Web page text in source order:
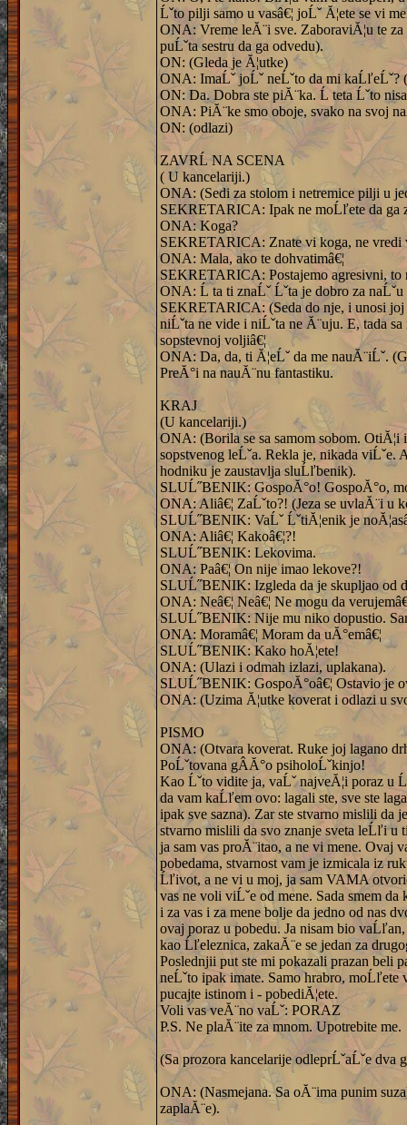
Ĺˇto pilji samo u vasâ€¦ joĹˇ Ă¦ete se vi
ONA: Vreme leĂ¨i sve. ZaboraviĂ¦u te
puĹˇta sestru da ga odvedu).
ON: (Gleda je Ă¦utke)
ONA: ImaĹˇ joĹˇ neĹˇto da mi kaĹľeĹˇ?
ON: Da. Dobra ste piĂ¨ka. Ĺ teta Ĺˇto
ONA: PiĂ¨ke smo oboje, svako na svoj
ON: (odlazi)
ZAVRĹ NA SCENA
( U kancelariji.)
ONA: (Sedi za stolom i netremice pilji u
SEKRETARICA: Ipak ne moĹľete da ga
ONA: Koga?
SEKRETARICA: Znate vi koga, ne vredi
ONA: Mala, ako te dohvatimâ€¦
SEKRETARICA: Postajemo agresivni, to
ONA: Ĺ ta ti znaĹˇ Ĺˇta je dobro za
SEKRETARICA: (Seda do nje, i unosi
niĹˇta ne vide i niĹˇta ne Ă¨uju. E, tada
sopstevnoj voljiâ€¦
ONA: Da, da, ti Ă¦eĹˇ da me nauĂ¨iĹˇ.
PreĂ°i na nauĂ¨nu fantastiku.
KRAJ
(U kancelariji.)
ONA: (Borila se sa samom sobom. OtiĂ¦i
sopstvenog leĹˇa. Rekla je, nikada viĹˇe.
hodniku je zaustavlja sluĹľbenik).
SLUĹ˝BENIK: GospoĂ°o! GospoĂ°o,
ONA: Aliâ€¦ ZaĹˇto?! (Jeza se uvlaĂ¨i u
SLUĹ˝BENIK: VaĹˇ ĹˇtiĂ¦enik je
ONA: Aliâ€¦ Kakoâ€¦?!
SLUĹ˝BENIK: Lekovima.
ONA: Paâ€¦ On nije imao lekove?!
SLUĹ˝BENIK: Izgleda da je skupljao od
ONA: Neâ€¦ Neâ€¦ Ne mogu da
SLUĹ˝BENIK: Nije mu niko dopustio.
ONA: Moramâ€¦ Moram da uĂ°emâ€¦
SLUĹ˝BENIK: Kako hoĂ¦ete!
ONA: (Ulazi i odmah izlazi, uplakana).
SLUĹ˝BENIK: GospoĂ°oâ€¦ Ostavio je
ONA: (Uzima Ă¦utke koverat i odlazi u
PISMO
ONA: (Otvara koverat. Ruke joj lagano
PoĹˇtovana gÂ­Ă°o psiholoĹˇkinjo!
Kao Ĺˇto vidite ja, vaĹˇ najveĂ¦i poraz u
da vam kaĹľem ovo: lagali ste, sve ste
ipak sve sazna). Zar ste stvarno mislili da
stvarno mislili da svo znanje sveta leĹľi u
ja sam vas proĂ¨itao, a ne vi mene. Ovaj
pobedama, stvarnost vam je izmicala iz
Ĺľivot, a ne vi u moj, ja sam VAMA
vas ne voli viĹˇe od mene. Sada smem
i za vas i za mene bolje da jedno od nas
ovaj poraz u pobedu. Ja nisam bio
kao Ĺľeleznica, zakaĂ¨e se jedan za
Poslednjii put ste mi pokazali prazan beli
neĹˇto ipak imate. Samo hrabro, moĹľete
pucajte istinom i - pobediĂ¦ete.
Voli vas veĂ¨no vaĹˇ: PORAZ
P.S. Ne plaĂ¨ite za mnom. Upotrebite me.
(Sa prozora kancelarije odleprĹˇaĹˇe dva
ONA: (Nasmejana. Sa oĂ¨ima punim
zaplaĂ¨e).